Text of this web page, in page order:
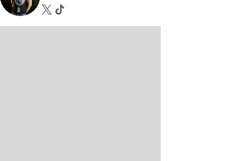
Opens in new window
Opens in new window